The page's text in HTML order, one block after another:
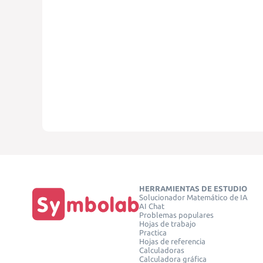
HERRAMIENTAS DE ESTUDIO
Solucionador Matemático de IA
AI Chat
Problemas populares
Hojas de trabajo
Practica
Hojas de referencia
Calculadoras
Calculadora gráfica